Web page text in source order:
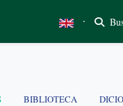
·
BIBLIOTECA